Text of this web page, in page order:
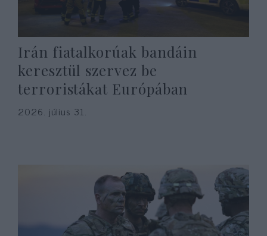
Irán fiatalkorúak bandáin
keresztül szervez be
terroristákat Európában
2026. július 31.